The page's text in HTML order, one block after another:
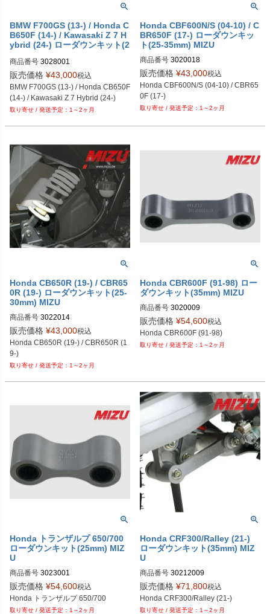
BMW F700GS (13-) / Honda C
B650F (14-) / Kawasaki Z 7 H
ybrid (24-) ローダウンキット(2
商品番号 3028001
販売価格 ¥43,000税込
BMW F700GS (13-) / Honda CB650F
(14-) / Kawasaki Z 7 Hybrid (24-)
1～2ヶ月
Honda CBF600N/S (04-10) / C
BR650F (17-) ローダウンキッ
ト(25-35mm) MIZU
商品番号 3020018
販売価格 ¥43,000税込
Honda CBF600N/S (04-10) / CBR65
0F (17-)
1～2ヶ月
Honda CB650R (19-) / CBR65
0R (19-) ローダウンキット(25-
30mm) MIZU
商品番号 3022014
販売価格 ¥43,000税込
Honda CB650R (19-) / CBR650R (1
9-)
1～2ヶ月
Honda CBR600F (91-98) ロー
ダウンキット(35mm) MIZU
商品番号 3020009
販売価格 ¥54,600税込
Honda CBR600F (91-98)
1～2ヶ月
Honda トランザルプ 650/700
ローダウンキット(25mm) MIZ
U
商品番号 3023001
販売価格 ¥54,600税込
Honda トランザルプ 650/700
1～2ヶ月
Honda CRF300/Ralley (21-)
ローダウンキット(35mm) MIZ
U
商品番号 30212009
販売価格 ¥71,800税込
Honda CRF300/Ralley (21-)
1～2ヶ月